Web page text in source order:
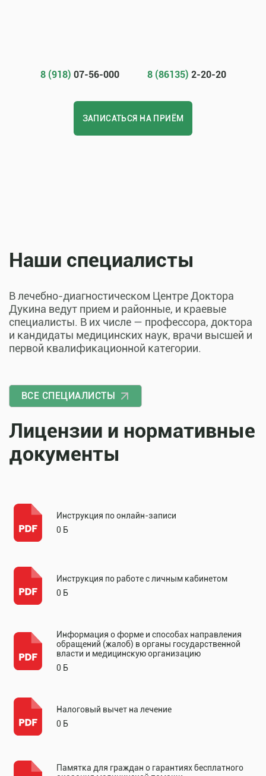
8 (918) 07-56-000 8 (86135) 2-20-20
ЗАПИСАТЬСЯ НА ПРИЁМ
Наши специалисты
В лечебно-диагностическом Центре Доктора
Дукина ведут прием и районные, и краевые
специалисты. В их числе — профессора, доктора
и кандидаты медицинских наук, врачи высшей и
первой квалификационной категории.
ВСЕ СПЕЦИАЛИСТЫ
Лицензии и нормативные
документы
Инструкция по онлайн-записи
0 Б
Инструкция по работе с личным кабинетом
0 Б
Информация о форме и способах направления
обращений (жалоб) в органы государственной
власти и медицинскую организацию
0 Б
Налоговый вычет на лечение
0 Б
Памятка для граждан о гарантиях бесплатного